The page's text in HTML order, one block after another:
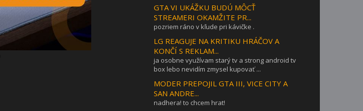
GTA VI UKÁŽKU BUDÚ MÔCŤ
STREAMERI OKAMŽITE PR...
pozriem ráno v kľude pri kávičke .
LG REAGUJE NA KRITIKU HRÁČOV A
KONČÍ S REKLAM...
ja osobne využívam starý tv a strong android tv
box lebo nevidím zmysel kupovať ...
MODER PREPOJIL GTA III, VICE CITY A
SAN ANDRE...
nadhera! to chcem hrat!